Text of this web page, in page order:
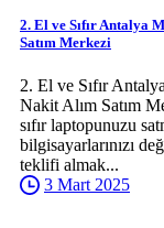
2. El ve Sıfır Antalya
Satım Merkezi
2. El ve Sıfır
Nakit Alım Satım
sıfır laptopunuzu
bilgisayarlarınızı
teklifi almak...
3 Mart 2025